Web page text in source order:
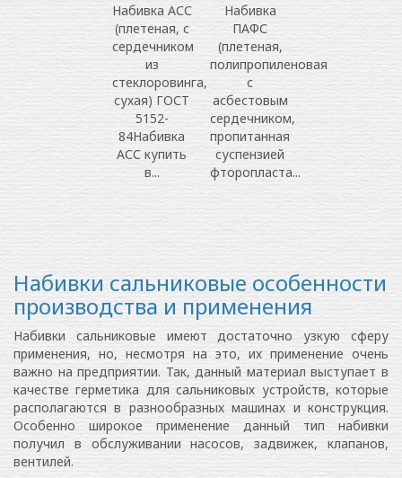
Набивка АСС
(плетеная, с
сердечником
из
стеклоровинга,
сухая) ГОСТ
5152-
84Набивка
АСС купить
в...
Набивка
ПАФС
(плетеная,
полипропиленовая
с
асбестовым
сердечником,
пропитанная
суспензией
фторопласта...
Набивки сальниковые особенности
производства и применения
Набивки сальниковые имеют достаточно узкую сферу
применения, но, несмотря на это, их применение очень
важно на предприятии. Так, данный материал выступает в
качестве герметика для сальниковых устройств, которые
располагаются в разнообразных машинах и конструкция.
Особенно широкое применение данный тип набивки
получил в обслуживании насосов, задвижек, клапанов,
вентилей.